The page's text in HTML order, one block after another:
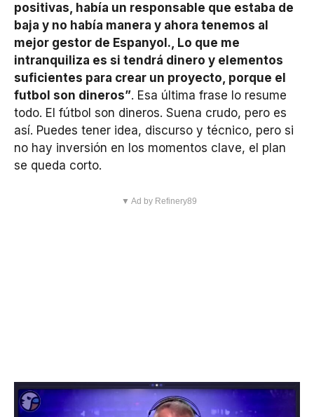
positivas, había un responsable que estaba de
baja y no había manera y ahora tenemos al
mejor gestor de Espanyol., Lo que me
intranquiliza es si tendrá dinero y elementos
suficientes para crear un proyecto, porque el
futbol son dineros”. Esa última frase lo resume
todo. El fútbol son dineros. Suena crudo, pero es
así. Puedes tener idea, discurso y técnico, pero si
no hay inversión en los momentos clave, el plan
se queda corto.
▼ Ad by Refinery89